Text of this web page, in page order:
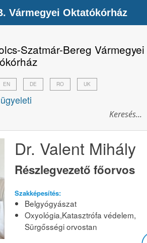
Szatmár-Bereg Vármegyei
EN DE RO UK
Dr. Valent Mihály
Részlegvezető főorvos
Szakképesítés:
Belgyógyászat
Oxyológia,Katasztrófa védelem,
Sürgősségi orvostan
Vármegyei Oktatókórház